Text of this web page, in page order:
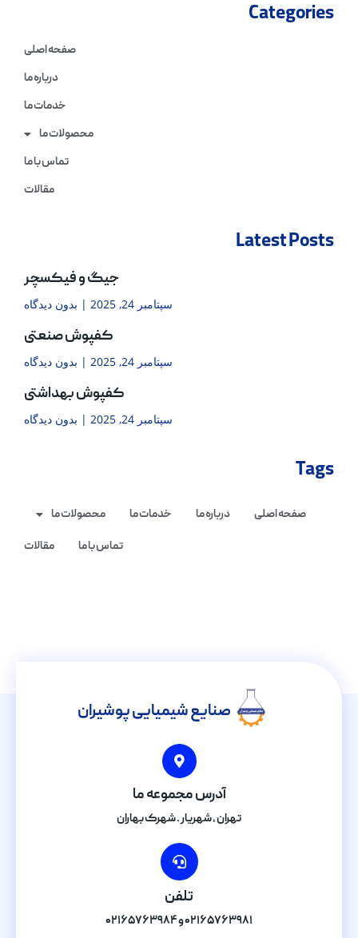
Categories
صفحه اصلی
درباره ما
خدمات ما
محصولات ما
تماس با ما
مقالات
Latest Posts
جیگ و فیکسچر
سپتامبر 24, 2025 بدون دیدگاه
کفپوش صنعتی
سپتامبر 24, 2025 بدون دیدگاه
کفپوش بهداشتی
سپتامبر 24, 2025 بدون دیدگاه
Tags
صفحه اصلی درباره ما خدمات ما
محصولات ما
تماس با ما
مقالات
صنایع شیمیایی پوشیران
آدرس مجموعه ما
تهران , شهریار . شهرک بهاران
تلفن
۰۲۱۶۵۷۶۳۹۸۱ و ۰۲۱۶۵۷۶۳۹۸۴